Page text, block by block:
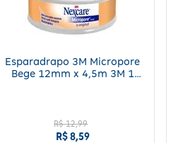
na área desejada, mantendo
Esparadrapo 3M Micropore
Bege 12mm x 4,5m 3M 1
R$ 12,99
R$8,59